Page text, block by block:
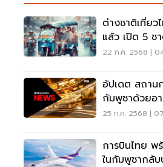
ต่างชาติเที่ยว
แล้ว เปิด 5 ช
22 ก.ค. 2568 |
อัปเดต สถาน
กัมพูชาด้วยอ
ไทม์ไลน์สำคัญ
25 ก.ค. 2568 |
การบินไทย พ
ในกัมพูชากลับประเ